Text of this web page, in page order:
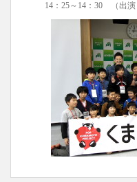
14：25～14：30 （出演